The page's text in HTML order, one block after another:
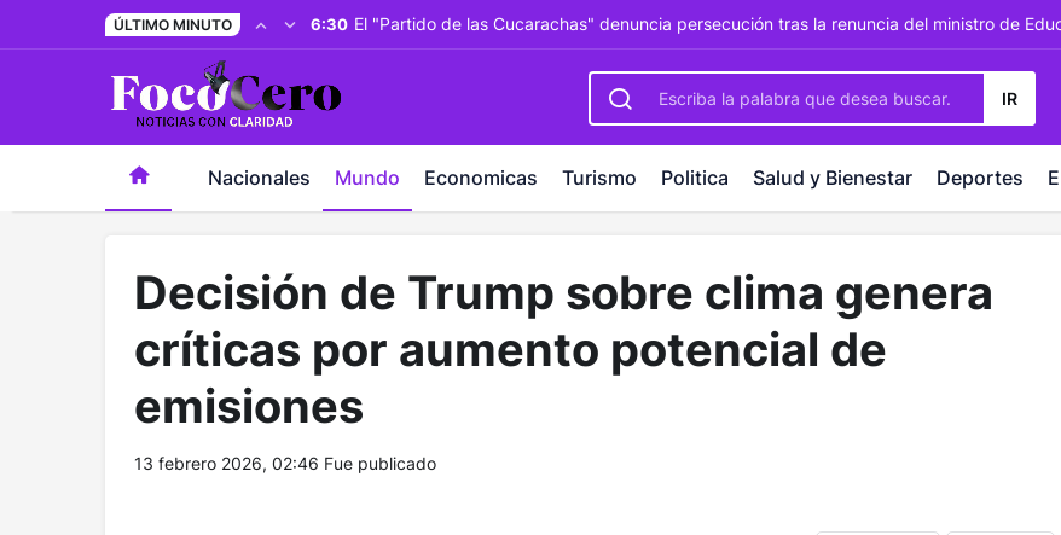
pusulabet giriş-trwin giriş levabet - vizebet giriş - masterbetting palacebet1.com - kralbet yeni giriş - tlcasino
ÚLTIMO MINUTO 6:30 El "Partido de las Cucarachas" denuncia persecución tras la renuncia del ministro de
IR
Nacionales Mundo Economicas Turismo Politica Salud y Bienestar Deportes
Decisión de Trump sobre clima genera
críticas por aumento potencial de
emisiones
13 febrero 2026, 02:46 Fue publicado